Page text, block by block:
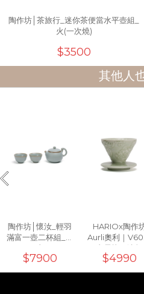
陶作坊│茶旅行_迷你茶便當水平壺組_
火(一次燒)
$3500
其他人
陶作坊│懷汝_輕羽
滿富一壺二杯組_粉
青
$7900
HARIOx陶作
Aurli奧利｜V60
青雲龍01濾杯
$4990